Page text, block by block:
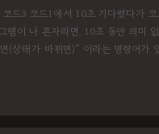
드3 코드1에서 10초 기다렸다가 코
이 나 혼자라면, 10초 동안 의미 없
(상태가 바뀌면)" 이라는 명령어가
기 (람다함수 형) main이 종료되면